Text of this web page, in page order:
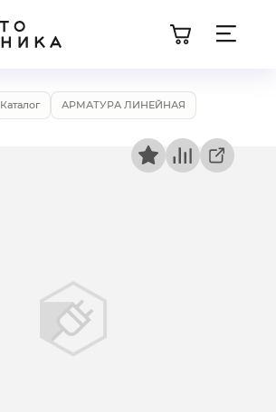
Каталог АРМАТУРА ЛИНЕЙНАЯ